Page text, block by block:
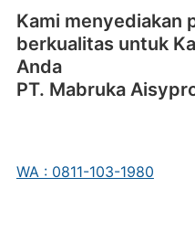
Kami menyediakan
berkualitas untuk
Anda
PT. Mabruka
WA : 0811-103-1980